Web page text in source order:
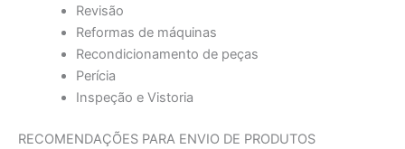
Revisão
Reformas de máquinas
Recondicionamento de peças
Perícia
Inspeção e Vistoria
RECOMENDAÇÕES PARA ENVIO DE PRODUTOS